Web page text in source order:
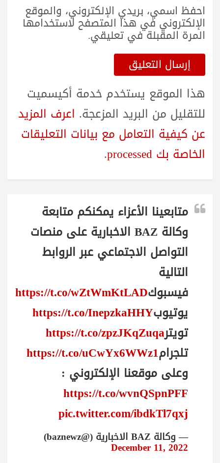
احفظ اسمي، بريدي الإلكتروني، والموقع
الإلكتروني في هذا المتصفح لاستخدامها
المرة المقبلة في تعليقي.
هذا الموقع يستخدم خدمة أكيسميت
للتقليل من البريد المزعجة. اعرف المزيد
عن كيفية التعامل مع بيانات التعليقات
الخاصة بك processed
.
متابعينا الأعزاء يمكنكم متابعة
وكالة BAZ الاخبارية على منصات
التواصل الاجتماعي عبر الروابط
التالية
فيسبوكhttps://t.co/wZtWmKtLAD
يوتيوبhttps://t.co/InepzkaHHY
تويترhttps://t.co/zpzJKqZuqa
تلجرامhttps://t.co/uCwYx6WWz1
وعلى موقعنا الإلكتروني :
https://t.co/wvnQSpnPFF
pic.twitter.com/ibdkTl7qxj
— وكالة BAZ الاخبارية (@baznewz)
December 11, 2022